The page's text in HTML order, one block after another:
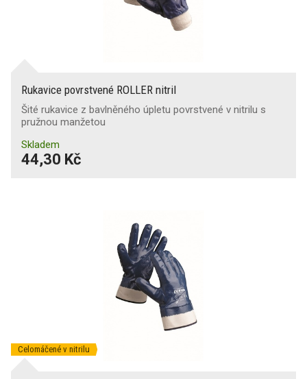
Rukavice povrstvené ROLLER nitril
Šité rukavice z bavlněného úpletu povrstvené v nitrilu s
pružnou manžetou
Skladem
44,30 Kč
Celomáčené v nitrilu